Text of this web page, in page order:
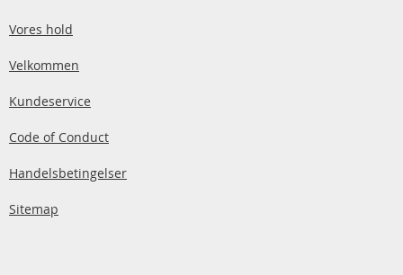
Vores hold
Velkommen
Kundeservice
Code of Conduct
Handelsbetingelser
Sitemap